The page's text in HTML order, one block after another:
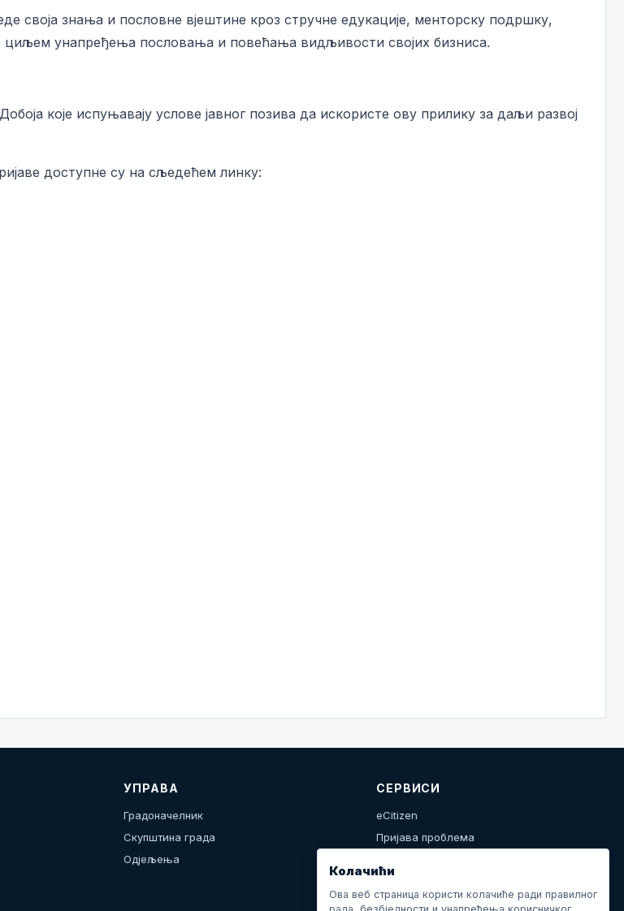
своја знања и пословне вјештине кроз стручне едукације, менторску подршку,
унапређења пословања и повећања видљивости својих бизниса.
које испуњавају услове јавног позива да искористе ову прилику за даљи развој
доступне су на сљедећем линку:
УПРАВА
Градоначелник
Скупштина града
Одјељења
СЕРВИСИ
eCitizen
Пријава проблема
Колачићи
Ова веб страница користи колачиће ради правилног